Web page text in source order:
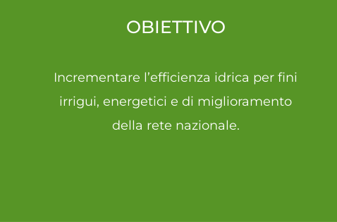
OBIETTIVO
Incrementare l’efficienza idrica per fini
irrigui, energetici e di miglioramento
della rete nazionale.